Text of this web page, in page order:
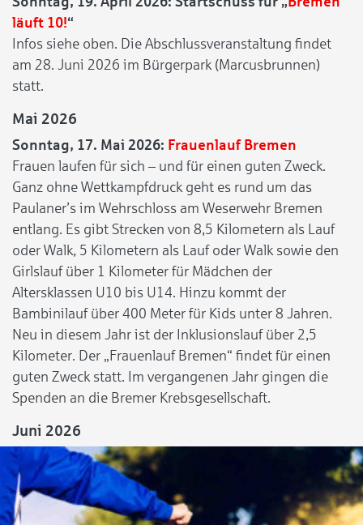
läuft 10!“
Infos siehe oben. Die Abschlussveranstaltung findet
am 28. Juni 2026 im Bürgerpark (Marcusbrunnen)
statt.
Mai 2026
Sonntag, 17. Mai 2026: Frauenlauf Bremen
Frauen laufen für sich – und für einen guten Zweck.
Ganz ohne Wettkampfdruck geht es rund um das
Paulaner’s im Wehrschloss am Weserwehr Bremen
entlang. Es gibt Strecken von 8,5 Kilometern als Lauf
oder Walk, 5 Kilometern als Lauf oder Walk sowie den
Girlslauf über 1 Kilometer für Mädchen der
Altersklassen U10 bis U14. Hinzu kommt der
Bambinilauf über 400 Meter für Kids unter 8 Jahren.
Neu in diesem Jahr ist der Inklusionslauf über 2,5
Kilometer. Der „Frauenlauf Bremen“ findet für einen
guten Zweck statt. Im vergangenen Jahr gingen die
Spenden an die Bremer Krebsgesellschaft.
Juni 2026